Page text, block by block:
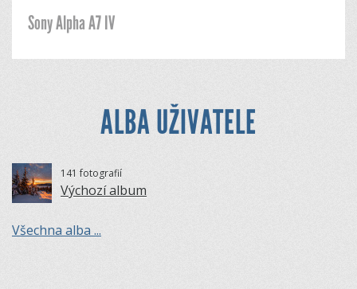
Sony Alpha A7 IV
ALBA UŽIVATELE
141 fotografií
Výchozí album
Všechna alba ...